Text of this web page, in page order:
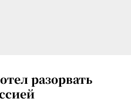
разорвать